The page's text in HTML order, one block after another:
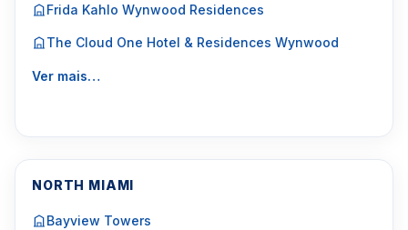
Frida Kahlo Wynwood Residences
The Cloud One Hotel & Residences Wynwood
Ver mais…
NORTH MIAMI
Bayview Towers